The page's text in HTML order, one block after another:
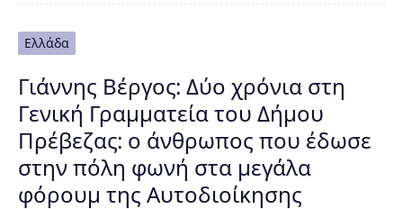
Ελλάδα
Γιάννης Βέργος: Δύο χρόνια στη
Γενική Γραμματεία του Δήμου
Πρέβεζας: ο άνθρωπος που έδωσε
στην πόλη φωνή στα μεγάλα
φόρουμ της Αυτοδιοίκησης